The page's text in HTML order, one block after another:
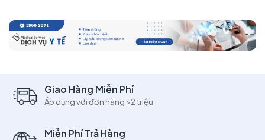
Giao Hàng Miễn Phí
Áp dụng với đơn hàng >2 triệu
Miễn Phí Trả Hàng